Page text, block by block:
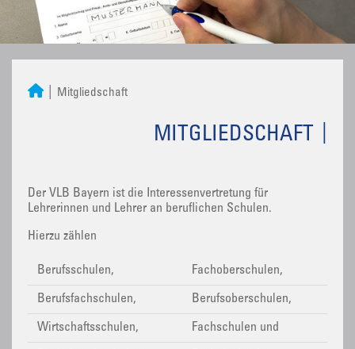
Mitgliedschaft
MITGLIEDSCHAFT
Der VLB Bayern ist die Interessenvertretung für
Lehrerinnen und Lehrer an beruflichen Schulen.
Hierzu zählen
Berufsschulen, Fachoberschulen,
Berufsfachschulen, Berufsoberschulen,
Wirtschaftsschulen, Fachschulen und